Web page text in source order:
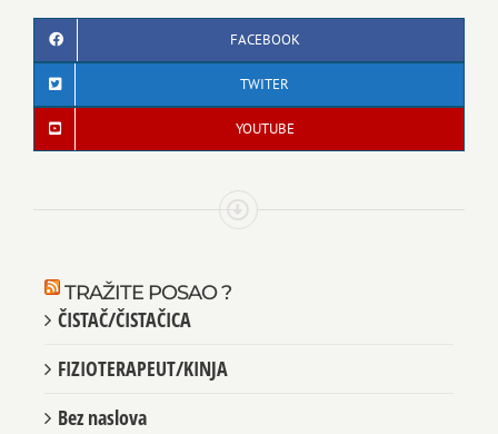
FACEBOOK
TWITER
YOUTUBE
TRAŽITE POSAO ?
ČISTAČ/ČISTAČICA
FIZIOTERAPEUT/KINJA
Bez naslova